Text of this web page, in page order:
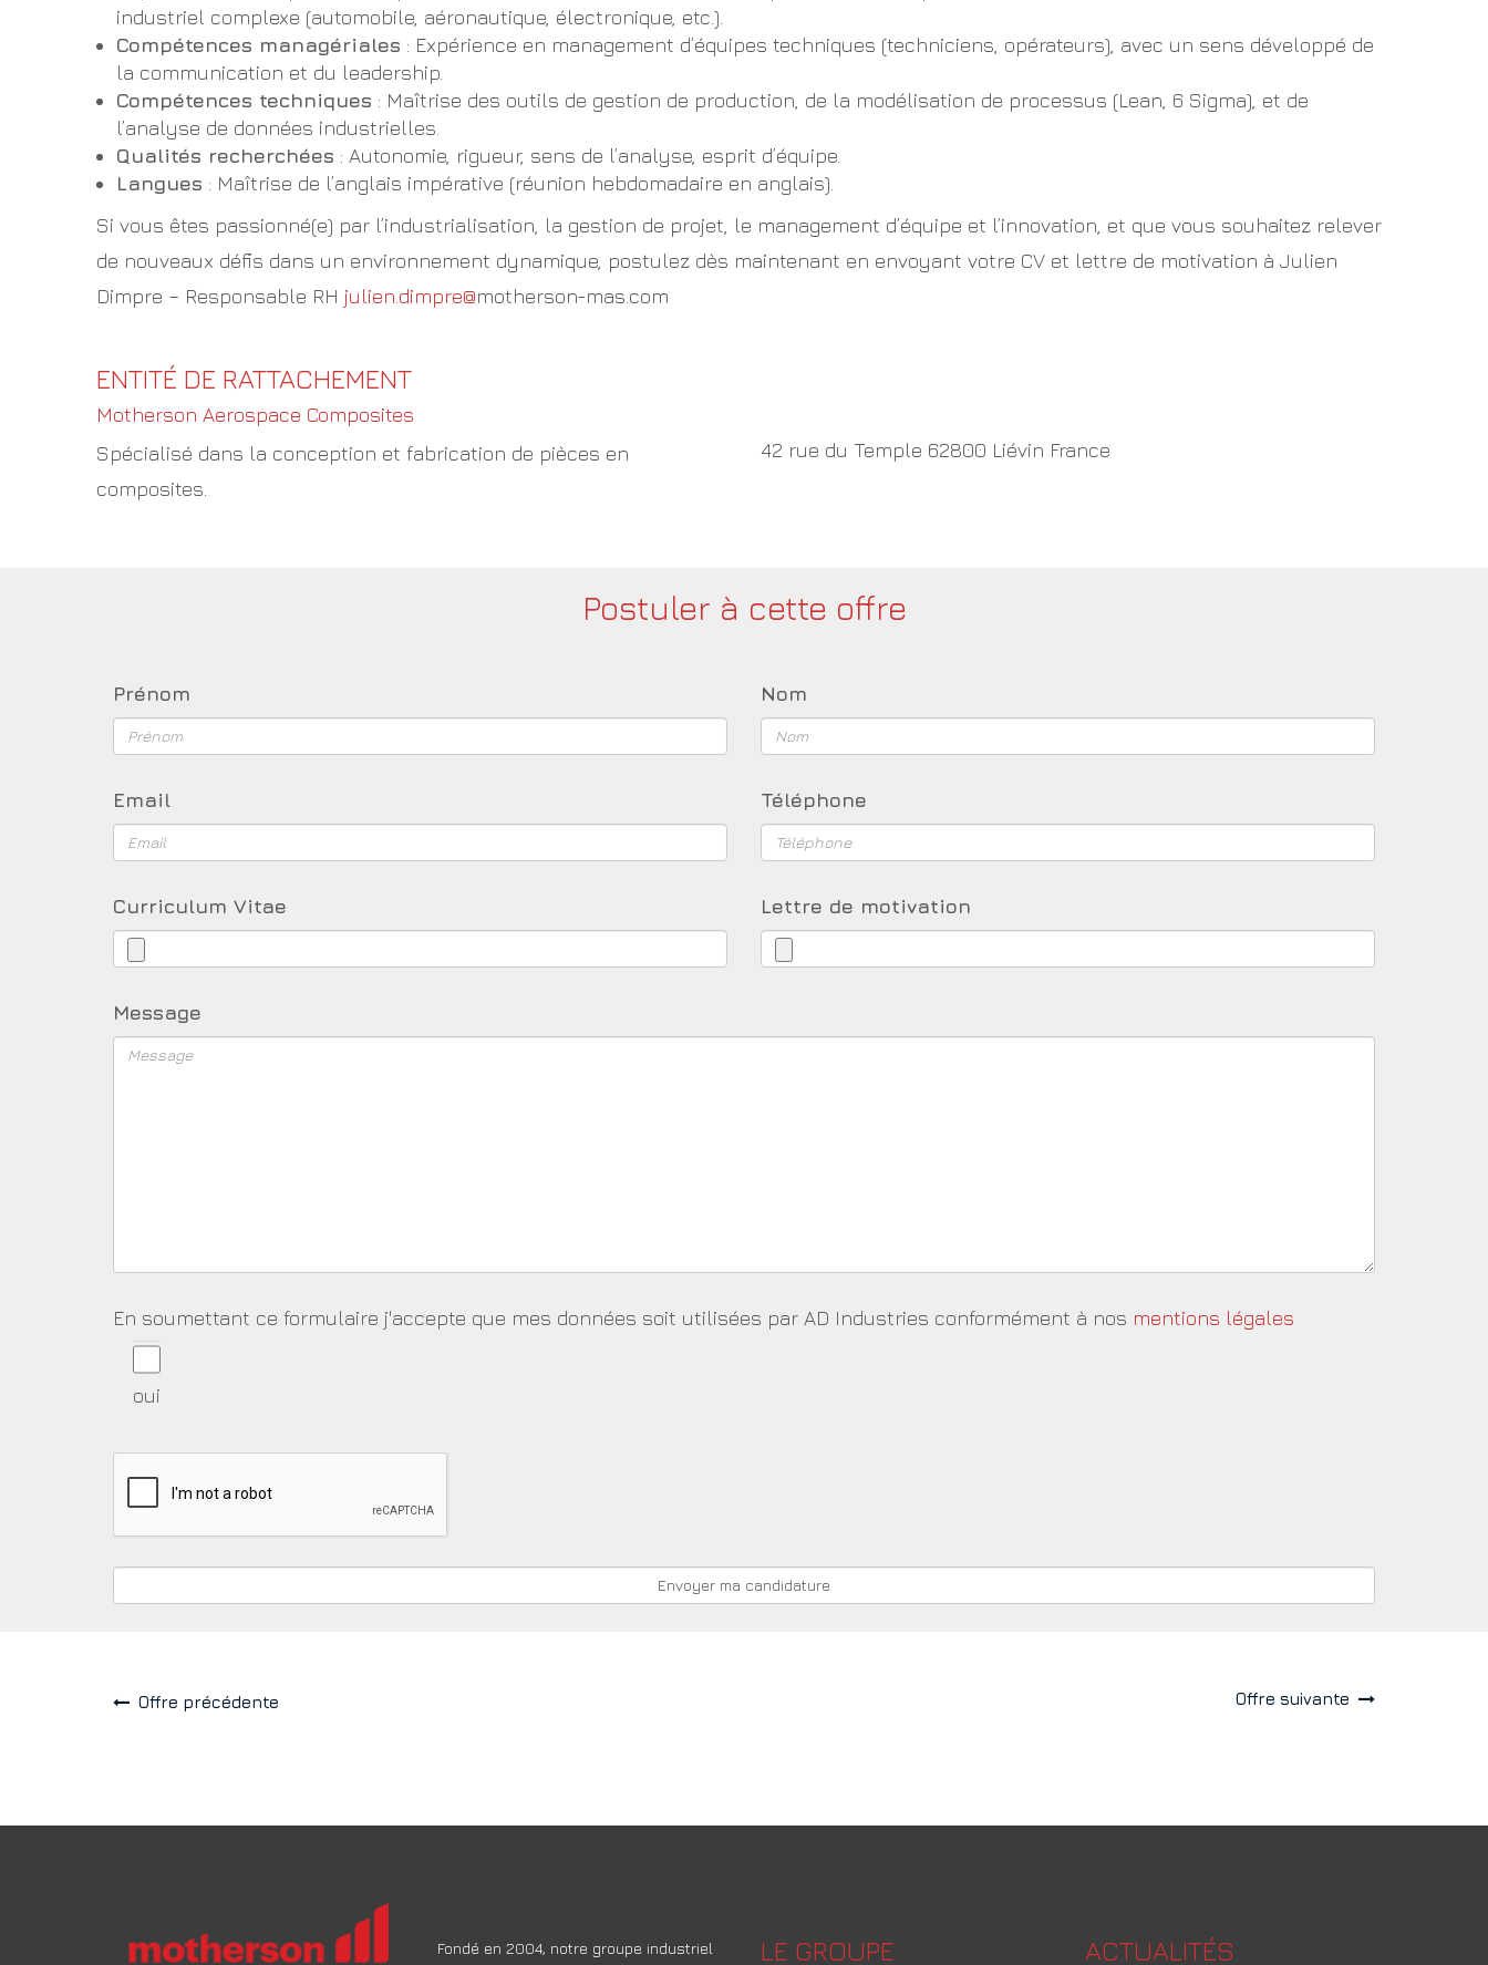
industriel complexe (automobile, aéronautique, électronique, etc.).
Compétences managériales : Expérience en management d’équipes techniques (techniciens, opérateurs), avec un sens développé de
la communication et du leadership.
Compétences techniques : Maîtrise des outils de gestion de production, de la modélisation de processus (Lean, 6 Sigma), et de
l’analyse de données industrielles.
Qualités recherchées : Autonomie, rigueur, sens de l’analyse, esprit d’équipe.
Langues : Maîtrise de l’anglais impérative (réunion hebdomadaire en anglais).
Si vous êtes passionné(e) par l’industrialisation, la gestion de projet, le management d’équipe et l’innovation, et que vous souhaitez relever
de nouveaux défis dans un environnement dynamique, postulez dès maintenant en envoyant votre CV et lettre de motivation à Julien
Dimpre – Responsable RH julien.dimpre@motherson-mas.com
ENTITÉ DE RATTACHEMENT
Motherson Aerospace Composites
Spécialisé dans la conception et fabrication de pièces en
composites.
42 rue du Temple 62800 Liévin France
Postuler à cette offre
Prénom Nom
Email Téléphone
Curriculum Vitae Lettre de motivation
Message
En soumettant ce formulaire j'accepte que mes données soit utilisées par AD Industries conformément à nos mentions légales
oui
Offre précédente Offre suivante
Fondé en 2004, notre groupe industriel
LE GROUPE ACTUALITÉS